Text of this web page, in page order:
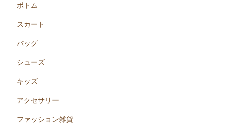
ボトム
スカート
バッグ
シューズ
キッズ
アクセサリー
ファッション雑貨